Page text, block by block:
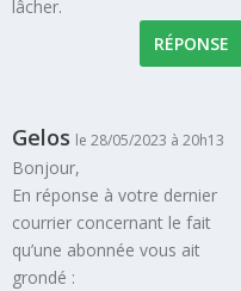
lâcher.
RÉPONSE
Gelos le 28/05/2023 à 20h13
Bonjour,
En réponse à votre dernier
courrier concernant le fait
qu’une abonnée vous ait
grondé :